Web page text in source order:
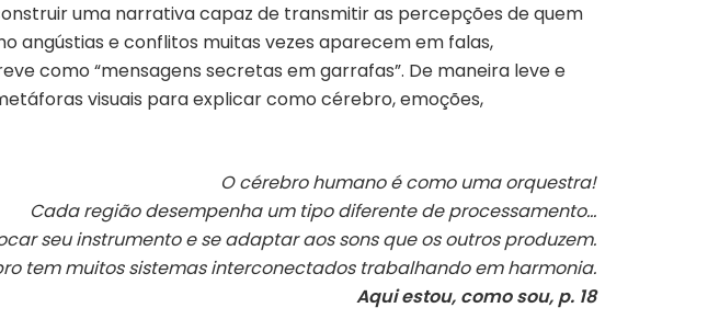
uma narrativa capaz de transmitir as percepções de quem
angústias e conflitos muitas vezes aparecem em falas,
como “mensagens secretas em garrafas”. De maneira leve e
visuais para explicar como cérebro, emoções,
O cérebro humano é como uma orquestra!
Cada região desempenha um tipo diferente de processamento…
seu instrumento e se adaptar aos sons que os outros produzem.
tem muitos sistemas interconectados trabalhando em harmonia.
Aqui estou, como sou, p. 18